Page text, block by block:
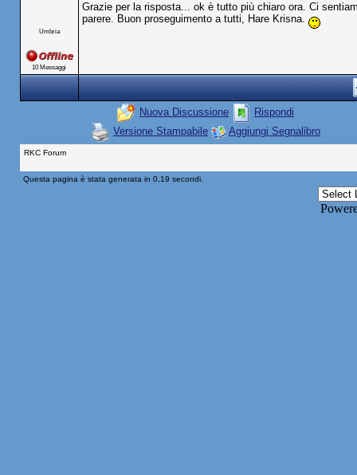
Umbria
10 Messaggi
Grazie per la risposta... ok è tutto più chiaro ora. Ci
parere. Buon proseguimento a tutti, Hare Krisna.
Nuova Discussione
Rispondi
Versione Stampabile
Aggiungi Segnalibro
RKC Forum
Questa pagina è stata generata in 0,19 secondi.